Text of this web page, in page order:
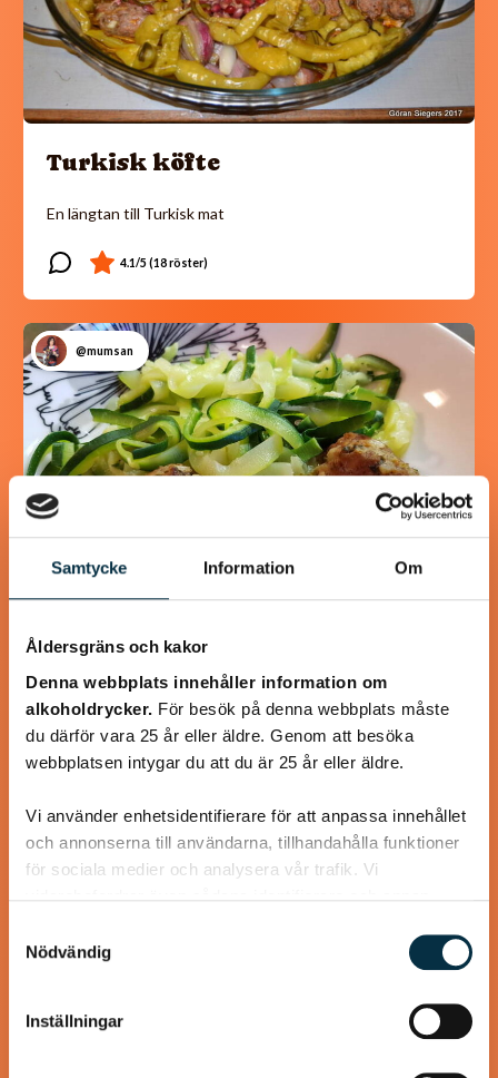
Samtycke Information Om
Åldersgräns och kakor
Denna webbplats innehåller information om
alkoholdrycker. För besök på denna webbplats måste
du därför vara 25 år eller äldre. Genom att besöka
webbplatsen intygar du att du är 25 år eller äldre.
Vi använder enhetsidentifierare för att anpassa innehållet
och annonserna till användarna, tillhandahålla funktioner
för sociala medier och analysera vår trafik. Vi
annons- och analysföretag som vi samarbetar med.
Dessa kan i sin tur kombinera informationen med annan
information som du har tillhandahållit eller som de har
samlat in när du har använt deras tjänster.
Nödvändig
Inställningar
Turkisk köfte
En längtan till Turkisk mat
@mumsan
Paleo oxjärpar med
grönsaksspagetti
Fina små oxjärpar smaksatta med chili och fyllda med lök
och svamp. Goda att ha som lunch, middag eller mellanmål.